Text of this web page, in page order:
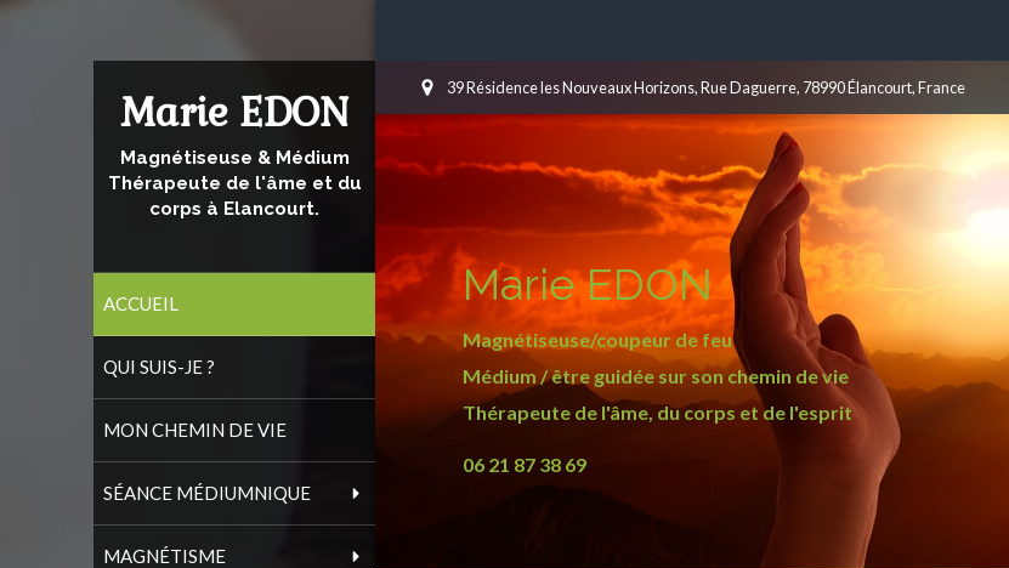
Marie EDON
Magnétiseuse & Médium
Thérapeute de l'âme et du
corps à Elancourt.
ACCUEIL
QUI SUIS-JE ?
MON CHEMIN DE VIE
SÉANCE MÉDIUMNIQUE
MAGNÉTISME
39 Résidence les Nouveaux Horizons, Rue Daguerre, 78990 Élancourt, France
Marie EDON
Magnétiseuse/coupeur de feu
Médium / être guidée sur son chemin de vie
Thérapeute de l'âme, du corps et de l'esprit
06 21 87 38 69